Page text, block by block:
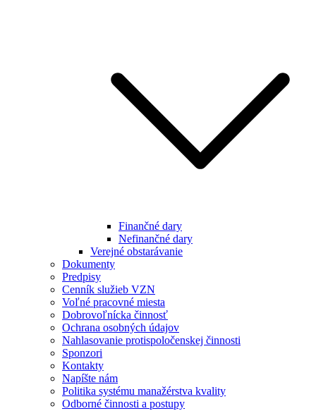
Finančné dary
Nefinančné dary
Verejné obstarávanie
Dokumenty
Predpisy
Cenník služieb VZN
Voľné pracovné miesta
Dobrovoľnícka činnosť
Ochrana osobných údajov
Nahlasovanie protispoločenskej činnosti
Sponzori
Kontakty
Napíšte nám
Politika systému manažérstva kvality
Odborné činnosti a postupy